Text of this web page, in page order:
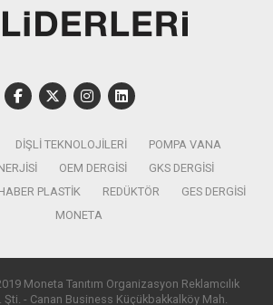
DIŞLI TEKNOLOJILERI
POMPA VANA
OEM DERGISI
GKS DERGISI
PLASTIK REDÜKTÖR
GES DERGISI
MONETA
Moneta Tanıtım Organizasyon Reklamcılık
Şti. - Canan Business Küçükbakkalköy Mah.